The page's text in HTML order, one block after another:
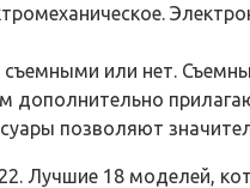
или нет.
позволяют
Лучшие 18 моделей,